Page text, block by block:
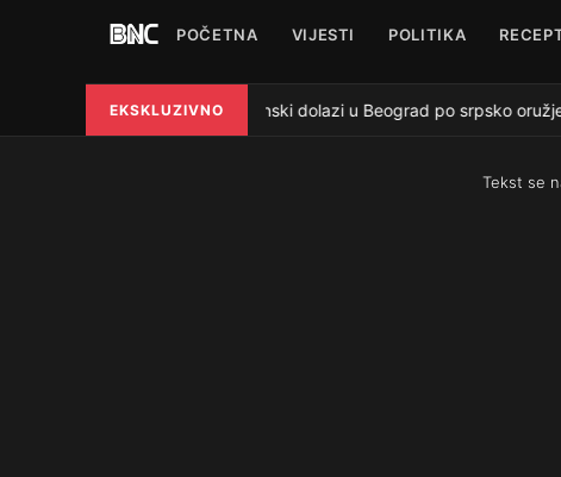
POČETNA VIJESTI POLITIKA
EKSKLUZIVNO
● Zelenski dolazi u Beograd po srpsko
Tekst se